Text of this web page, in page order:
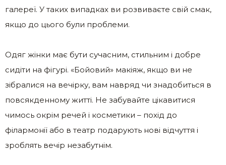
галереї. У таких випадках ви розвиваєте свій смак,
якщо до цього були проблеми.
Одяг жінки має бути сучасним, стильним і добре
сидіти на фігурі. «Бойовий» макіяж, якщо ви не
зібралися на вечірку, вам навряд чи знадобиться в
повсякденному житті. Не забувайте цікавитися
чимось окрім речей і косметики – похід до
філармонії або в театр подарують нові відчуття і
зроблять вечір незабутнім.